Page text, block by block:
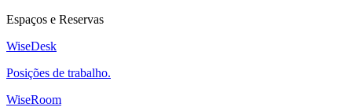
Espaços e Reservas
WiseDesk
Posições de trabalho.
WiseRoom